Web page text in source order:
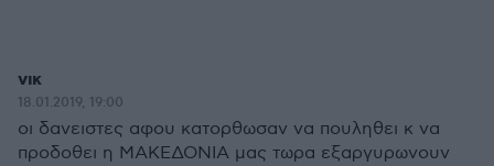
νικ
18.01.2019, 19:00
οι δανειστες αφου κατορθωσαν να πουληθει κ να
προδοθει η ΜΑΚΕΔΟΝΙΑ μας τωρα εξαργυρωνουν